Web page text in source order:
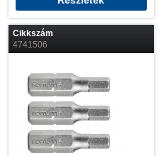
Cikkszám
4741506